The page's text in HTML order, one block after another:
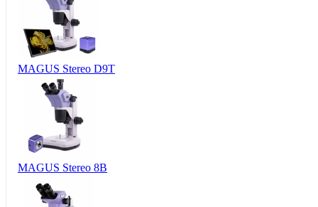
MAGUS Stereo D9T
MAGUS Stereo 8B